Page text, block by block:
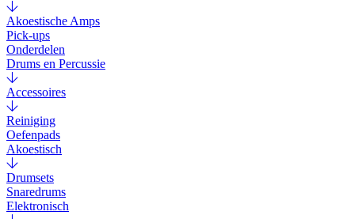
Akoestische Amps
Pick-ups
Onderdelen
Drums en Percussie
Accessoires
Reiniging
Oefenpads
Akoestisch
Drumsets
Snaredrums
Elektronisch